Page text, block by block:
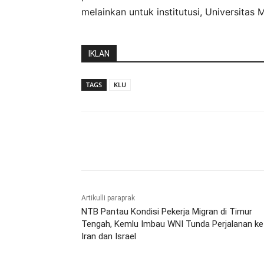
melainkan untuk institutusi, Universitas
IKLAN
TAGS KLU
Artikulli paraprak
NTB Pantau Kondisi Pekerja Migran di Timur
Tengah, Kemlu Imbau WNI Tunda Perjalanan ke
Iran dan Israel